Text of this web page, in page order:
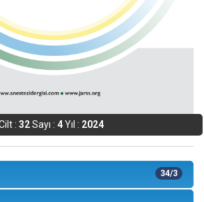
: 32Sayı : 4Yıl : 2024
34/3